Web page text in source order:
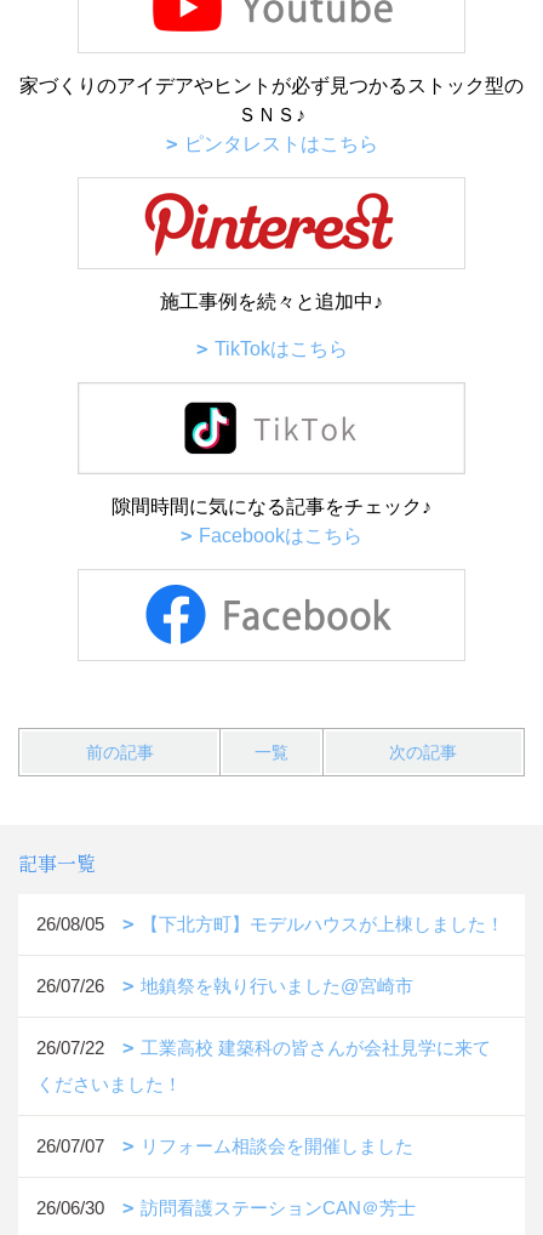
家づくりのアイデアやヒントが必ず見つかるストック型の
ＳＮＳ♪
ピンタレストはこちら
施工事例を続々と追加中♪
TikTokはこちら
隙間時間に気になる記事をチェック♪
Facebookはこちら
前の記事 一覧 次の記事
記事一覧
26/08/05 【下北方町】モデルハウスが上棟しました！
26/07/26 地鎮祭を執り行いました@宮崎市
26/07/22
工業高校 建築科の皆さんが会社見学に来て
くださいました！
26/07/07 リフォーム相談会を開催しました
26/06/30 訪問看護ステーションCAN＠芳士